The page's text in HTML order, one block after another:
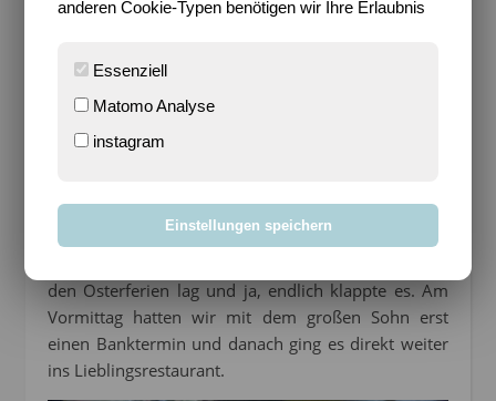
Endlich ein Versprechen einlösen
Diese Woche lösten wir dann auch ein langes
Versprechen ein. Eigentlich wollten wir in den
was aber gesundheitlich nicht klappte. Dann sollte
das Halbjahreszeugnis Anlass werden, aber Magen-
den Osterferien lag und ja, endlich klappte es. Am
Vormittag hatten wir mit dem großen Sohn erst
einen Banktermin und danach ging es direkt weiter
ins Lieblingsrestaurant.
anderen Cookie-Typen benötigen wir Ihre Erlaubnis
Essenziell
Matomo Analyse
instagram
Einstellungen speichern